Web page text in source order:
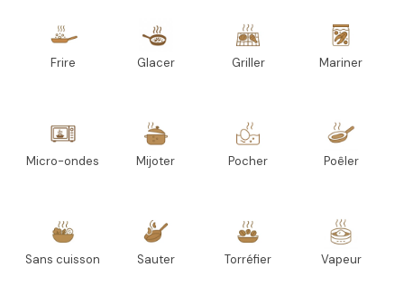
Frire Glacer Griller Mariner
Micro-ondes Mijoter Pocher Poêler
Sans cuisson Sauter Torréfier Vapeur